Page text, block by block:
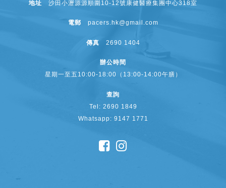
地址 沙田小瀝源源順圍10-12號康健醫療集團中心318室
電郵 pacers.hk@gmail.com
傳真 2690 1404
辦公時間
星期一至五10:00-18:00（13:00-14:00午膳）
查詢
Tel: 2690 1849
Whatsapp: 9147 1771